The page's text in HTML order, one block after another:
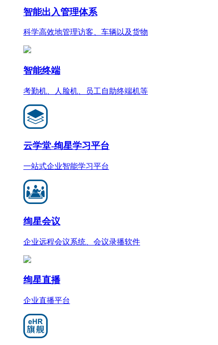
智能出入管理体系
科学高效地管理访客、车辆以及货物
智能终端
考勤机、人脸机、员工自助终端机等
云学堂-绚星学习平台
一站式企业智能学习平台
绚星会议
企业远程会议系统、会议录播软件
绚星直播
企业直播平台